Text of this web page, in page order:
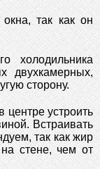
так как он
холодильника
двухкамерных,
сторону.
центре устроить
Встраивать
так как жир
стене, чем от